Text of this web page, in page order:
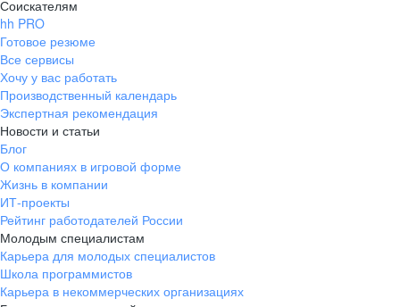
Соискателям
hh PRO
Готовое резюме
Все сервисы
Хочу у вас работать
Производственный календарь
Экспертная рекомендация
Новости и статьи
Блог
О компаниях в игровой форме
Жизнь в компании
ИТ-проекты
Рейтинг работодателей России
Молодым специалистам
Карьера для молодых специалистов
Школа программистов
Карьера в некоммерческих организациях